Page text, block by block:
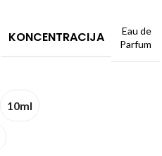
KONCENTRACIJA
Eau de
Parfum
10ml